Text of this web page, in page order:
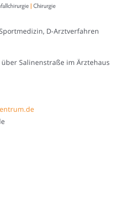
D-Arztverfahren
Salinenstraße im Ärztehaus